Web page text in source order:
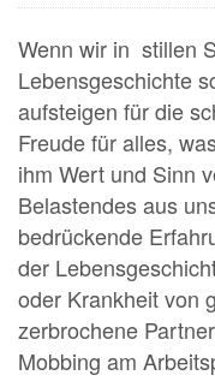
Wenn wir in stillen
Lebensgeschichte
aufsteigen für die
Freude für alles,
ihm Wert und Sinn
Belastendes aus
bedrückende
der
oder Krankheit von
zerbrochene
Mobbing am